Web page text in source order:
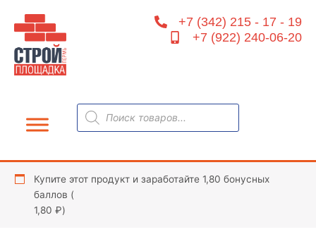
содержимому
+7 (342) 215 - 17 - 19
+7 (922) 240-06-20
Поиск
товаров
Купите этот продукт и заработайте 1,80 бонусных
баллов (
1,80 ₽)